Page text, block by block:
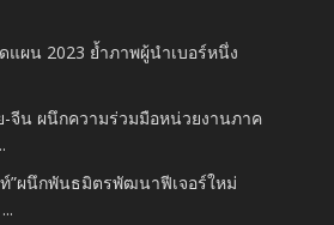
แผน 2023 ย้ำภาพผู้นำเบอร์หนึ่ง
-จีน ผนึกความร่วมมือหน่วยงานภาค
”ผนึกพันธมิตรพัฒนาฟีเจอร์ใหม่